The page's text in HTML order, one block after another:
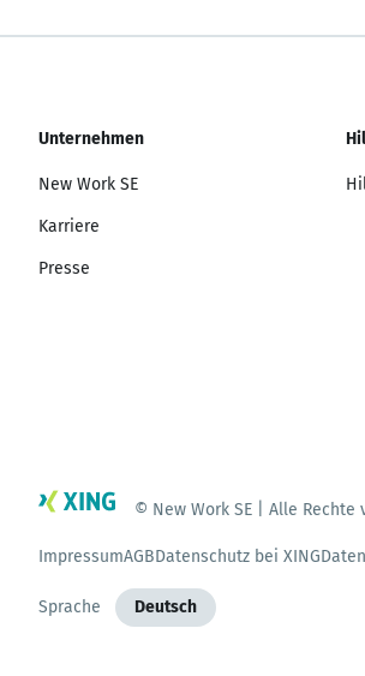
Unternehmen
New Work SE
Karriere
Presse
© New Work SE | Alle Rechte
ImpressumAGBDatenschutz bei XING
Sprache Deutsch